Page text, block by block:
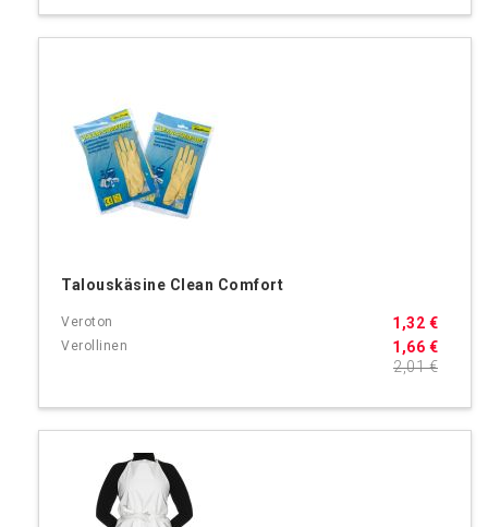
Talouskäsine Clean Comfort
1,66 €
1,32 €
2,01 €